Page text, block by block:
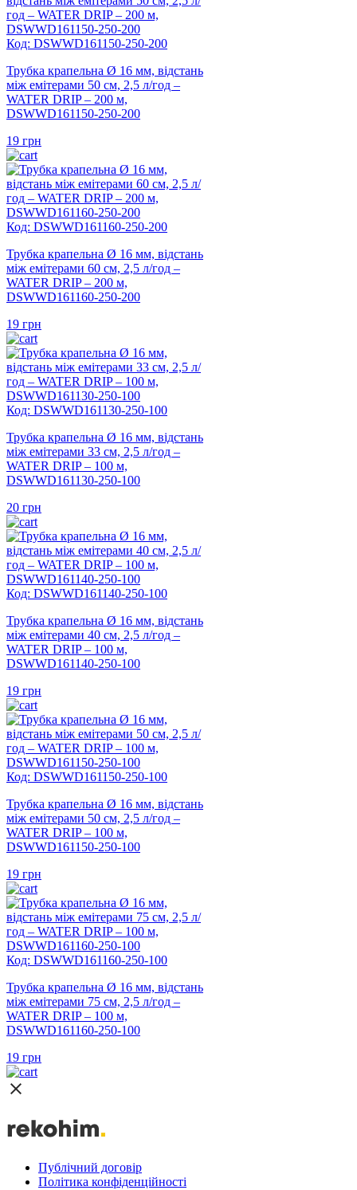
Код: DSWWD161150-250-200
Трубка крапельна Ø 16 мм, відстань
між емітерами 50 см, 2,5 л/год –
WATER DRIP – 200 м,
DSWWD161150-250-200
19 грн
Код: DSWWD161160-250-200
Трубка крапельна Ø 16 мм, відстань
між емітерами 60 см, 2,5 л/год –
WATER DRIP – 200 м,
DSWWD161160-250-200
19 грн
Код: DSWWD161130-250-100
Трубка крапельна Ø 16 мм, відстань
між емітерами 33 см, 2,5 л/год –
WATER DRIP – 100 м,
DSWWD161130-250-100
20 грн
Код: DSWWD161140-250-100
Трубка крапельна Ø 16 мм, відстань
між емітерами 40 см, 2,5 л/год –
WATER DRIP – 100 м,
DSWWD161140-250-100
19 грн
Код: DSWWD161150-250-100
Трубка крапельна Ø 16 мм, відстань
між емітерами 50 см, 2,5 л/год –
WATER DRIP – 100 м,
DSWWD161150-250-100
19 грн
Код: DSWWD161160-250-100
Трубка крапельна Ø 16 мм, відстань
між емітерами 75 см, 2,5 л/год –
WATER DRIP – 100 м,
DSWWD161160-250-100
19 грн
Публічний договір
Політика конфіденційності